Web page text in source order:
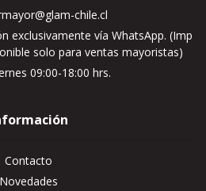
chile.cl
exclusivamente vía WhatsApp. (Imp
solo para ventas mayoristas)
09:00-18:00 hrs.
Contacto
Novedades